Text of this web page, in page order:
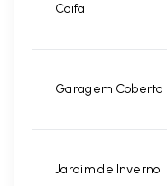
Coifa
Garagem Coberta
Jardim de Inverno